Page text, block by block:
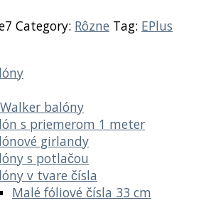
Category: Rôzne Tag: EPlus
balóny
s priemerom 1 meter
girlandy
s potlačou
v tvare čísla
Malé fóliové čísla 33 cm